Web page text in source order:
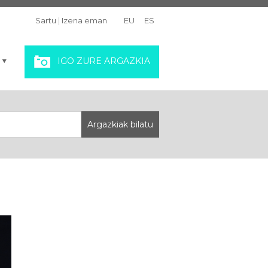
Sartu | Izena eman EU ES
IGO ZURE ARGAZKIA